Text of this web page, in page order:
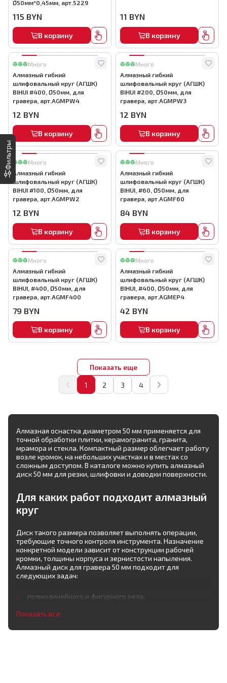
Фильтры
Ø50мм*0,45мм, арт.5229
115 BYN
В корзину
11 BYN
В корзину
Много
Алмазный гибкий
шлифовальный круг (АГШК)
BIHUI #400, Ø50мм, для
гравера, арт.AGMPW4
12 BYN
В корзину
Много
Алмазный гибкий
шлифовальный круг (АГШК)
BIHUI #200, Ø50мм, для
гравера, арт.AGMPW3
12 BYN
В корзину
Много
Алмазный гибкий
шлифовальный круг (АГШК)
BIHUI #100, Ø50мм, для
гравера, арт.AGMPW2
12 BYN
В корзину
Много
Алмазный гибкий
шлифовальный круг (АГШК)
BIHUI, #60, Ø50мм, для
гравера, арт.AGMF60
84 BYN
В корзину
Много
Алмазный гибкий
шлифовальный круг (АГШК)
BIHUI, #400, Ø50мм, для
гравера, арт.AGMF400
79 BYN
В корзину
Много
Алмазный гибкий
шлифовальный круг (АГШК)
BIHUI, #400, Ø50мм, для
гравера, арт.AGMEP4
42 BYN
В корзину
Показать еще
1 2 3 4
Алмазная оснастка диаметром 50 мм применяется для
точной обработки плитки, керамогранита, гранита,
мрамора и стекла. Компактный размер облегчает работу
возле кромок, на небольших участках и в местах со
сложным доступом. В каталоге можно купить алмазный
диск 50 мм для резки, шлифовки и доводки поверхности.
Для каких работ подходит алмазный
круг
Диск такого размера позволяет выполнять операции,
требующие точного контроля инструмента. Назначение
конкретной модели зависит от конструкции рабочей
кромки, толщины корпуса и зернистости напыления.
Алмазный диск для гравера 50 мм подходит для
следующих задач:
прямолинейного и фигурного реза;
обработки отверстий и внутренних контуров;
Показать все